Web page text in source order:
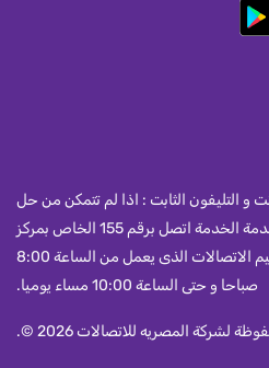
و التليفون الثابت : اذا لم تتمكن من حل
مشكلة واجهتك مع الشركة مقدمة الخدمة اتصل برقم 155 الخاص بمركز
خدمة العملاء بالجهاز القومى لتنظيم الاتصالات الذى يعمل من الساعة 8:00
صباحا و حتى الساعة 10:00 مساء يوميا.
المصريه للاتصالات 2026 ©.